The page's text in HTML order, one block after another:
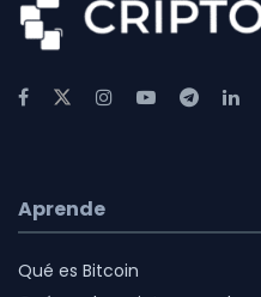
Aprende
Qué es Bitcoin